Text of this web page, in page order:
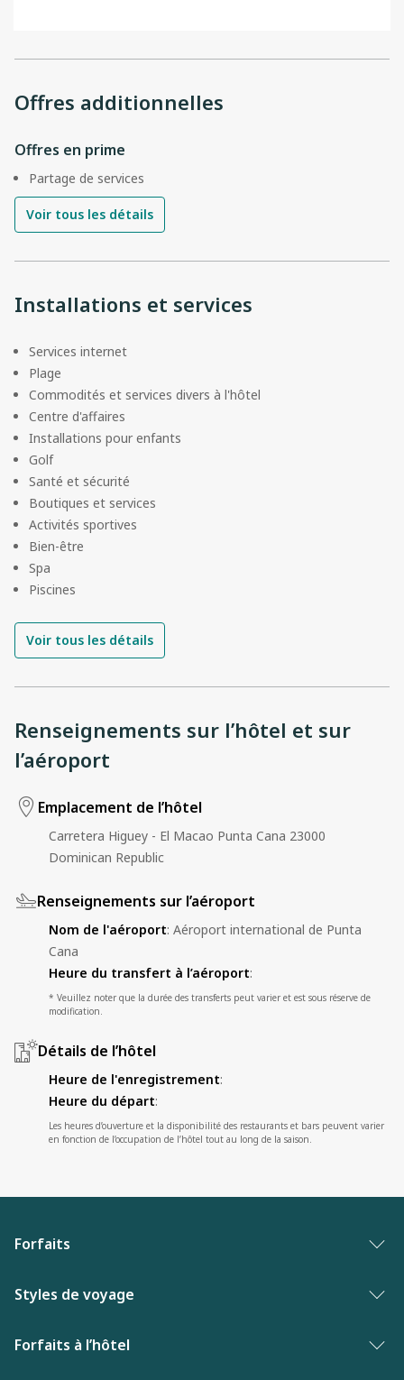
Offres additionnelles
Offres en prime
Partage de services
Voir tous les détails
Installations et services
Services internet
Plage
Commodités et services divers à l'hôtel
Centre d'affaires
Installations pour enfants
Golf
Santé et sécurité
Boutiques et services
Activités sportives
Bien-être
Spa
Piscines
Voir tous les détails
Renseignements sur l’hôtel et sur
l’aéroport
Emplacement de l’hôtel
Carretera Higuey - El Macao Punta Cana 23000
Dominican Republic
Renseignements sur l’aéroport
Nom de l'aéroport: Aéroport international de Punta
Cana
Heure du transfert à l’aéroport:
* Veuillez noter que la durée des transferts peut varier et est sous réserve de
modification.
Détails de l’hôtel
Heure de l'enregistrement:
Heure du départ:
Les heures d’ouverture et la disponibilité des restaurants et bars peuvent varier
en fonction de l’occupation de l’hôtel tout au long de la saison.
Forfaits
Forfaits vacances
Styles de voyage
Vacances entre adultes
Forfaits à l’hôtel